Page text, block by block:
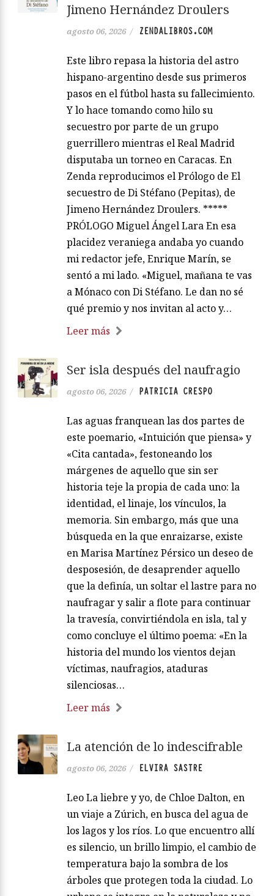
Jimeno Hernández Droulers
agosto 06, 2026 / ZENDALIBROS.COM
Este libro repasa la historia del astro
hispano-argentino desde sus primeros
pasos en el fútbol hasta su fallecimiento.
Y lo hace tomando como hilo su
secuestro por parte de un grupo
guerrillero mientras el Real Madrid
disputaba un torneo en Caracas. En
Zenda reproducimos el Prólogo de El
secuestro de Di Stéfano (Pepitas), de
Jimeno Hernández Droulers. *****
PRÓLOGO Miguel Ángel Lara En esa
placidez veraniega andaba yo cuando
mi redactor jefe, Enrique Marín, se
sentó a mi lado. «Miguel, mañana te vas
a Mónaco con Di Stéfano. Le dan no sé
qué premio y nos invitan al acto y…
Leer más
Ser isla después del naufragio
agosto 06, 2026 / PATRICIA CRESPO
Las aguas franquean las dos partes de
este poemario, «Intuición que piensa» y
«Cita cantada», festoneando los
márgenes de aquello que sin ser
historia teje la propia de cada uno: la
identidad, el linaje, los vínculos, la
memoria. Sin embargo, más que una
búsqueda en la que enraizarse, existe
en Marisa Martínez Pérsico un deseo de
desposesión, de desaprender aquello
que la definía, un soltar el lastre para no
naufragar y salir a flote para continuar
la travesía, convirtiéndola en isla, tal y
como concluye el último poema: «En la
historia del mundo los vientos dejan
víctimas, naufragios, ataduras
silenciosas…
Leer más
La atención de lo indescifrable
agosto 06, 2026 / ELVIRA SASTRE
Leo La liebre y yo, de Chloe Dalton, en
un viaje a Zúrich, en busca del agua de
los lagos y los ríos. Lo que encuentro allí
es silencio, un brillo limpio, el cambio de
temperatura bajo la sombra de los
árboles que protegen toda la ciudad. Lo